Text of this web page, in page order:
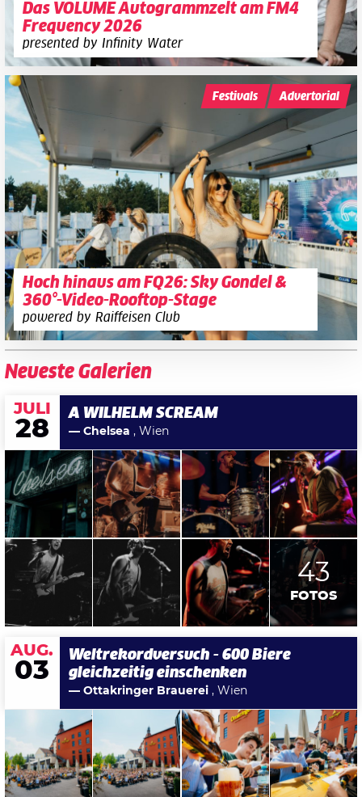
Das VOLUME Autogrammzelt am FM4
Frequency 2026
presented by Infinity Water
Hoch hinaus am FQ26: Sky Gondel &
360°-Video-Rooftop-Stage
powered by Raiffeisen Club
Festivals Advertorial
Neueste Galerien
JULI
28
A WILHELM SCREAM
— Chelsea , Wien
43
FOTOS
AUG.
03
Weltrekordversuch - 600 Biere
gleichzeitig einschenken
— Ottakringer Brauerei , Wien